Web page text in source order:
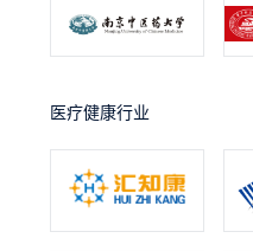
医疗健康行业